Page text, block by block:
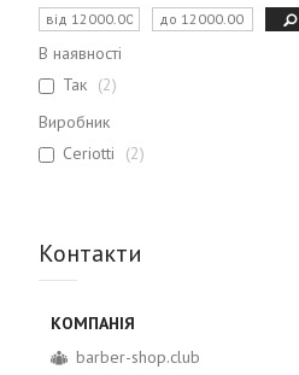
В наявності
Так
2
Виробник
Ceriotti
2
Контакти
barber-shop.club